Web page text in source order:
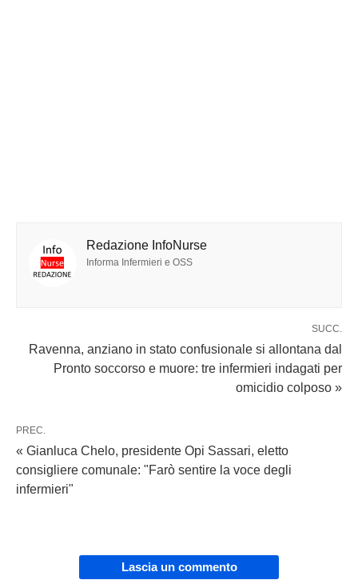
Redazione InfoNurse
Informa Infermieri e OSS
SUCC.
Ravenna, anziano in stato confusionale si allontana dal
Pronto soccorso e muore: tre infermieri indagati per
omicidio colposo »
PREC.
« Gianluca Chelo, presidente Opi Sassari, eletto
consigliere comunale: "Farò sentire la voce degli
infermieri"
Lascia un commento